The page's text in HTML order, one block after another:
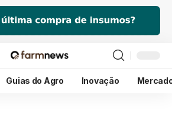
Guias do Agro Inovação